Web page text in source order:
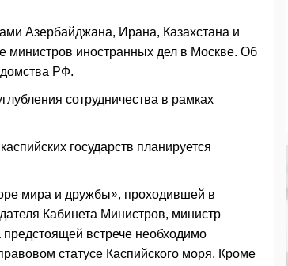
Азербайджана, Ирана, Казахстана и
министров иностранных дел в Москве. Об
РФ.
сотрудничества в рамках
государств планируется
мира и дружбы», проходившей в
Кабинета Министров, министр
встрече необходимо
статусе Каспийского моря. Кроме